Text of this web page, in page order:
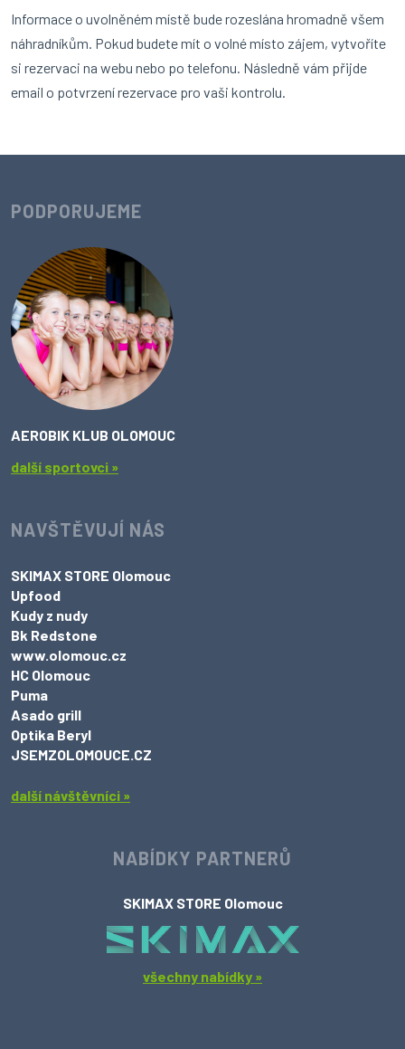
Informace o uvolněném místě bude rozeslána hromadně všem
náhradníkům. Pokud budete mít o volné místo zájem, vytvoříte
si rezervaci na webu nebo po telefonu. Následně vám přijde
email o potvrzení rezervace pro vaši kontrolu.
PODPORUJEME
AEROBIK KLUB OLOMOUC
další sportovci »
NAVŠTĚVUJÍ NÁS
SKIMAX STORE Olomouc
Upfood
Kudy z nudy
Bk Redstone
www.olomouc.cz
HC Olomouc
Puma
Asado grill
Optika Beryl
JSEMZOLOMOUCE.CZ
další návštěvníci »
NABÍDKY PARTNERŮ
SKIMAX STORE Olomouc
všechny nabídky »